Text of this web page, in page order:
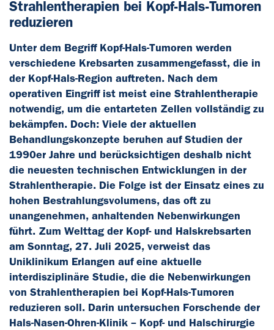
Strahlentherapien bei Kopf-Hals-Tumoren
reduzieren
Unter dem Begriff Kopf-Hals-Tumoren werden
verschiedene Krebsarten zusammengefasst, die in
der Kopf-Hals-Region auftreten. Nach dem
operativen Eingriff ist meist eine Strahlentherapie
notwendig, um die entarteten Zellen vollständig zu
bekämpfen. Doch: Viele der aktuellen
Behandlungskonzepte beruhen auf Studien der
1990er Jahre und berücksichtigen deshalb nicht
die neuesten technischen Entwicklungen in der
Strahlentherapie. Die Folge ist der Einsatz eines zu
hohen Bestrahlungsvolumens, das oft zu
unangenehmen, anhaltenden Nebenwirkungen
führt. Zum Welttag der Kopf- und Halskrebsarten
am Sonntag, 27. Juli 2025, verweist das
Uniklinikum Erlangen auf eine aktuelle
interdisziplinäre Studie, die die Nebenwirkungen
von Strahlentherapien bei Kopf-Hals-Tumoren
reduzieren soll. Darin untersuchen Forschende der
Hals-Nasen-Ohren-Klinik – Kopf- und Halschirurgie